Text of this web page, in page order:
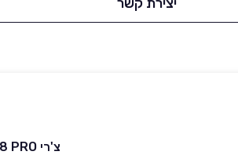
צ'רי TIGGO 8 PRO